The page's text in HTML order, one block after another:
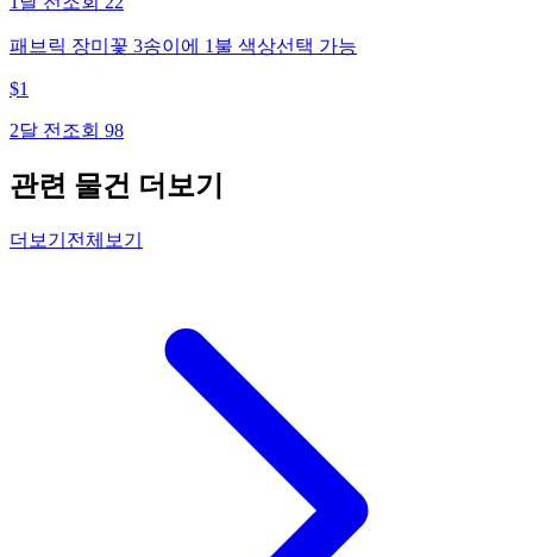
패브릭 장미꽃 3송이에 1불 색상선택 가능
$1
2달 전 조회 98
관련 물건 더보기
더보기 전체보기